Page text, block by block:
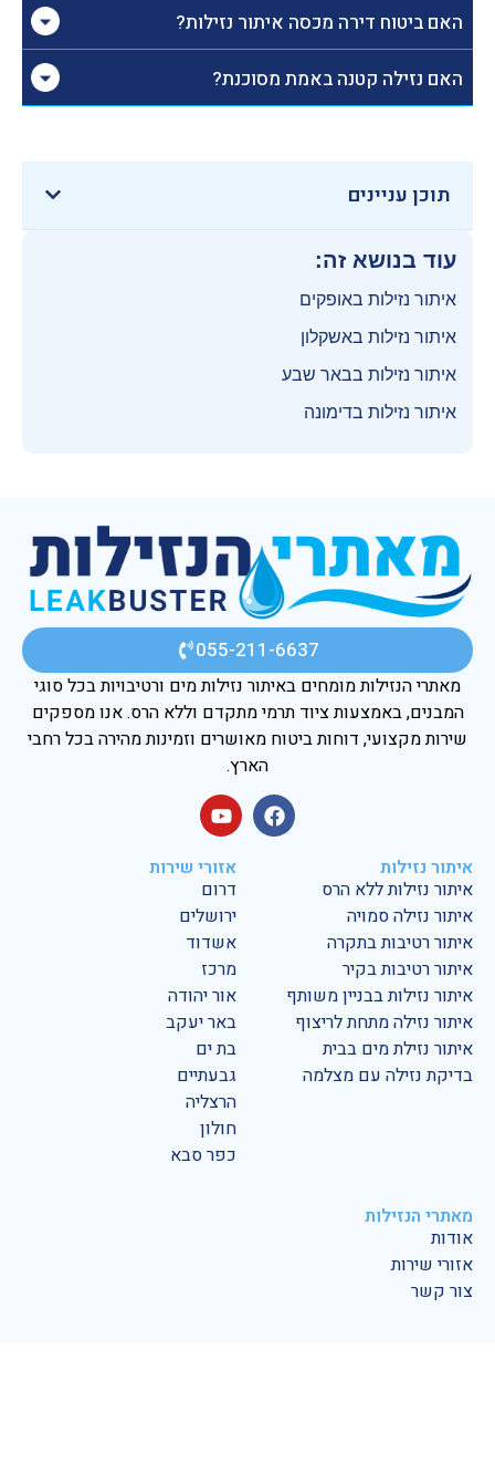
תוכן עניינים
עוד בנושא זה:
איתור נזילות באופקים
איתור נזילות באשקלון
איתור נזילות בבאר שבע
איתור נזילות בדימונה
האם ביטוח דירה מכסה איתור נזילות?
האם נזילה קטנה באמת מסוכנת?
055-211-6637
מאתרי הנזילות מומחים באיתור נזילות מים ורטיבויות בכל סוגי
המבנים, באמצעות ציוד תרמי מתקדם וללא הרס. אנו מספקים
שירות מקצועי, דוחות ביטוח מאושרים וזמינות מהירה בכל רחבי
הארץ.
איתור נזילות
איתור נזילות ללא הרס
איתור נזילה סמויה
איתור רטיבות בתקרה
איתור רטיבות בקיר
איתור נזילות בבניין משותף
איתור נזילה מתחת לריצוף
איתור נזילת מים בבית
בדיקת נזילה עם מצלמה
אזורי שירות
דרום
ירושלים
אשדוד
מרכז
אור יהודה
באר יעקב
בת ים
גבעתיים
הרצליה
חולון
כפר סבא
מאתרי הנזילות
אודות
אזורי שירות
צור קשר